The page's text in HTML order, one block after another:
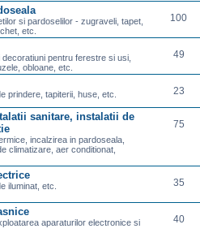
si pardoselilor - zugraveli, tapet,
etc.
100
pentru ferestre si usi,
obloane, etc.
49
prindere, tapiterii, huse, etc. 23
sanitare, instalatii de
incalzirea in pardoseala,
climatizare, aer conditionat,
75
iluminat, etc.
35
aparaturilor electronice si
40